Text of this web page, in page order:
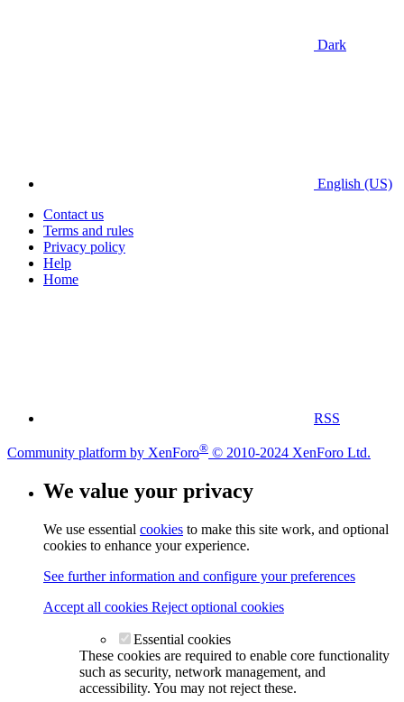
Dark
English (US)
Contact us
Terms and rules
Privacy policy
Help
Home
RSS
Community platform by XenForo® © 2010-2024 XenForo Ltd.
We value your privacy
We use essential cookies to make this site work, and optional
cookies to enhance your experience.
See further information and configure your preferences
Accept all cookies Reject optional cookies
Essential cookies
These cookies are required to enable core functionality
such as security, network management, and
accessibility. You may not reject these.